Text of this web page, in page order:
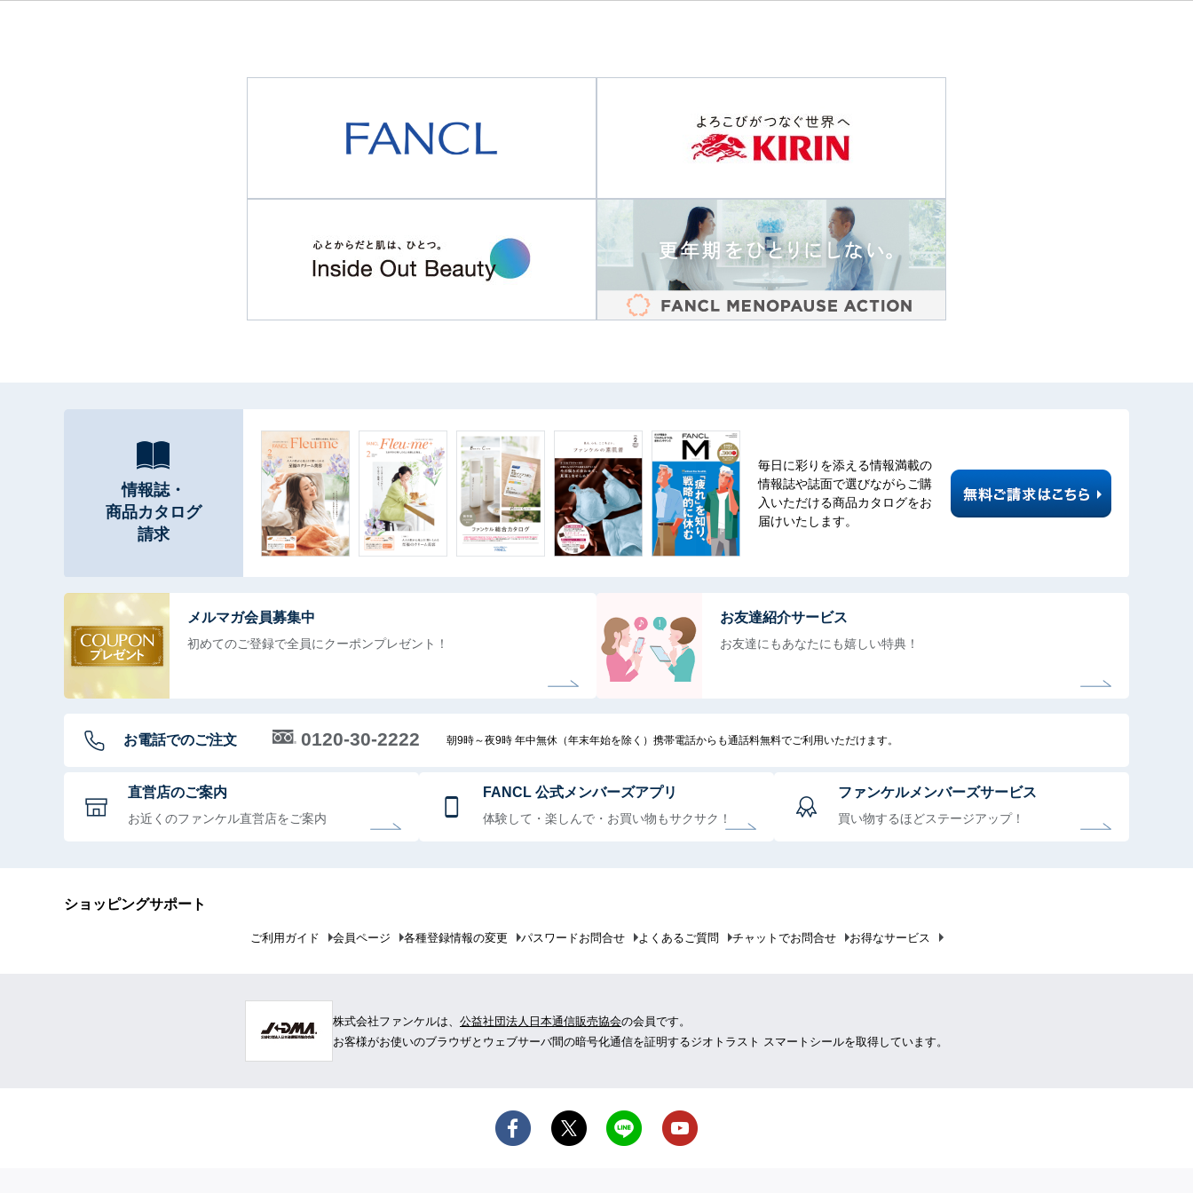
情報誌・
商品カタログ
請求
毎日に彩りを添える情報満載の
情報誌や誌面で選びながらご購
入いただける商品カタログをお
届けいたします。
メルマガ会員募集中
初めてのご登録で全員にクーポンプレゼント！
お友達紹介サービス
お友達にもあなたにも嬉しい特典！
お電話でのご注文 0120-30-2222 朝9時～夜9時 年中無休（年末年始を除く）携帯電話からも通話料無料でご利用いただけます。
直営店のご案内
お近くのファンケル直営店をご案内
FANCL 公式メンバーズアプリ
体験して・楽しんで・お買い物もサクサク！
ファンケルメンバーズサービス
買い物するほどステージアップ！
ショッピングサポート
ご利用ガイド 会員ページ 各種登録情報の変更 パスワードお問合せ よくあるご質問 チャットでお問合せ お得なサービス
株式会社ファンケルは、 公益社団法人日本通信販売協会の会員です。
お客様がお使いのブラウザとウェブサーバ間の暗号化通信を証明するジオトラスト スマートシールを取得しています。